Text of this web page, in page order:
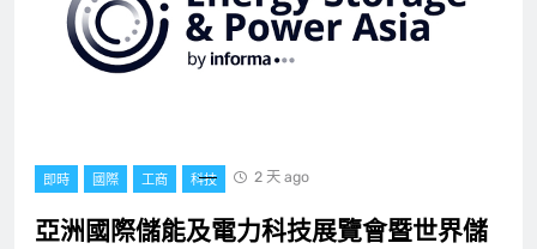
即時 國際 工商 科技 2 天 ago
亞洲國際儲能及電力科技展覽會暨世界儲